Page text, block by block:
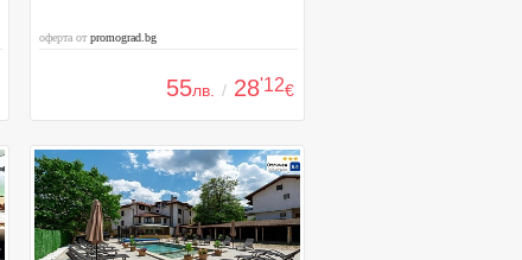
оферта от promograd.bg
55лв. / 28'12€